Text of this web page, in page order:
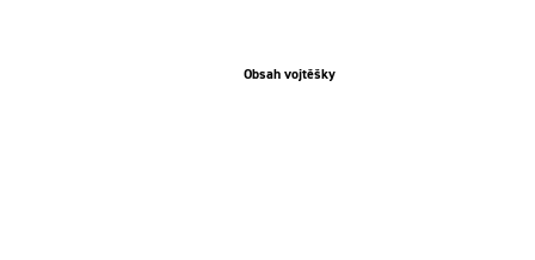
Obsah vojtěšky